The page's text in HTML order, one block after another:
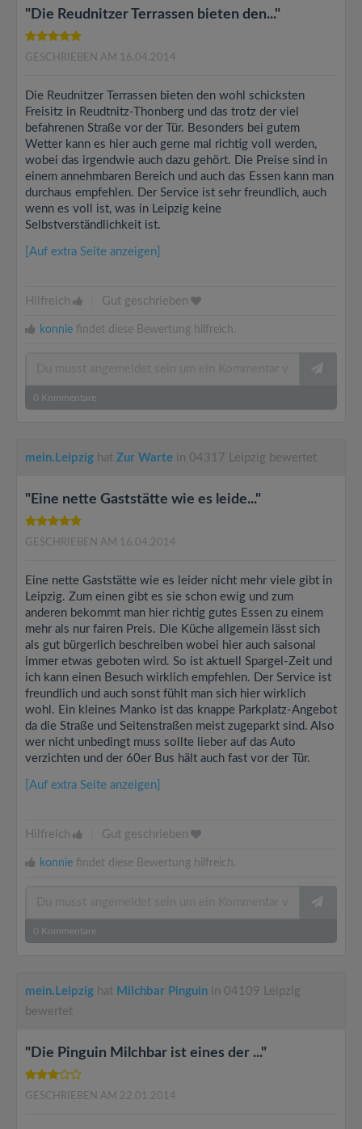
"Die Reudnitzer Terrassen bieten den..."
GESCHRIEBEN AM 16.04.2014
Die Reudnitzer Terrassen bieten den wohl schicksten
Freisitz in Reudtnitz-Thonberg und das trotz der viel
befahrenen Straße vor der Tür. Besonders bei gutem
Wetter kann es hier auch gerne mal richtig voll werden,
wobei das irgendwie auch dazu gehört. Die Preise sind in
einem annehmbaren Bereich und auch das Essen kann man
durchaus empfehlen. Der Service ist sehr freundlich, auch
wenn es voll ist, was in Leipzig keine
Selbstverständlichkeit ist.
[Auf extra Seite anzeigen]
Hilfreich Gut geschrieben
konnie findet diese Bewertung hilfreich.
0 Kommentare
mein.Leipzig hat Zur Warte in 04317 Leipzig bewertet
"Eine nette Gaststätte wie es leide..."
GESCHRIEBEN AM 16.04.2014
Eine nette Gaststätte wie es leider nicht mehr viele gibt in
Leipzig. Zum einen gibt es sie schon ewig und zum
anderen bekommt man hier richtig gutes Essen zu einem
mehr als nur fairen Preis. Die Küche allgemein lässt sich
als gut bürgerlich beschreiben wobei hier auch saisonal
immer etwas geboten wird. So ist aktuell Spargel-Zeit und
ich kann einen Besuch wirklich empfehlen. Der Service ist
freundlich und auch sonst fühlt man sich hier wirklich
wohl. Ein kleines Manko ist das knappe Parkplatz-Angebot
da die Straße und Seitenstraßen meist zugeparkt sind. Also
wer nicht unbedingt muss sollte lieber auf das Auto
verzichten und der 60er Bus hält auch fast vor der Tür.
[Auf extra Seite anzeigen]
Hilfreich Gut geschrieben
konnie findet diese Bewertung hilfreich.
0 Kommentare
mein.Leipzig hat Milchbar Pinguin in 04109 Leipzig
bewertet
"Die Pinguin Milchbar ist eines der ..."
GESCHRIEBEN AM 22.01.2014